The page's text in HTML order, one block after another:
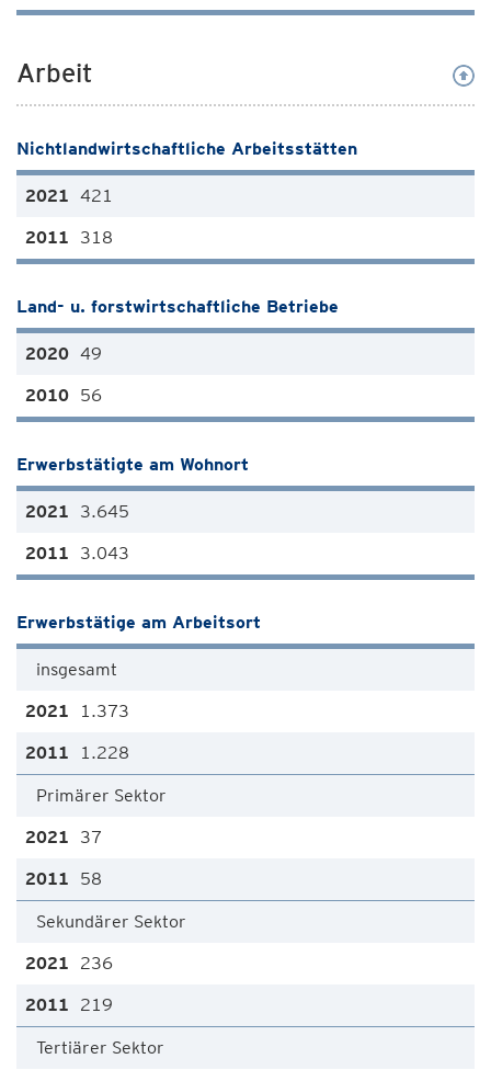
Arbeit
Nichtlandwirtschaftliche Arbeitsstätten
421
318
Land- u. forstwirtschaftliche Betriebe
49
56
Erwerbstätigte am Wohnort
3.645
3.043
Erwerbstätige am Arbeitsort
insgesamt
1.373
1.228
Primärer Sektor
37
58
Sekundärer Sektor
236
219
Tertiärer Sektor